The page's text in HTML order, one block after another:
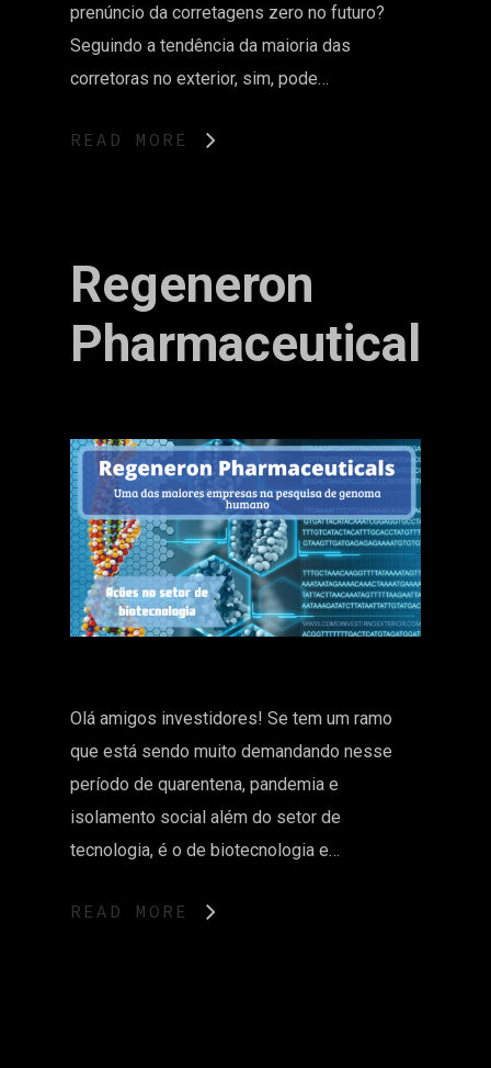
prenúncio da corretagens zero no futuro?
Seguindo a tendência da maioria das
corretoras no exterior, sim, pode…
READ MORE
Regeneron
Pharmaceuticals
Olá amigos investidores! Se tem um ramo
que está sendo muito demandando nesse
período de quarentena, pandemia e
isolamento social além do setor de
tecnologia, é o de biotecnologia e…
READ MORE